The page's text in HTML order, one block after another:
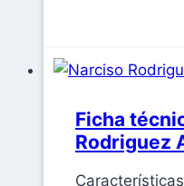
Ficha
Rodriguez